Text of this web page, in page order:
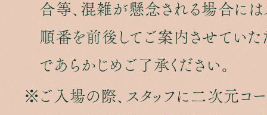
合等、混雑が懸念される場合に
順番を前後してご案内させていた
であらかじめご了承ください。
ご入場の際、スタッフに二次元コ